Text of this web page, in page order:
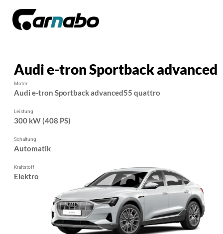
Audi e-tron Sportback advanced
Motor
Audi e-tron Sportback advanced55 quattro
Leistung
300 kW (408 PS)
Schaltung
Automatik
Kraftstoff
Elektro